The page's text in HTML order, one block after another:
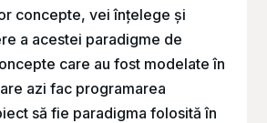
concepte, vei înțelege și
a acestei paradigme de
care au fost modelate în
azi fac programarea
să fie paradigma folosită în